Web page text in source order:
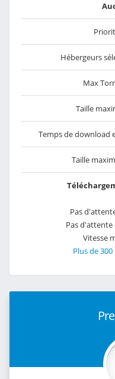
Hébergeurs
Max
Taille
Temps de download
Taille
Pas
Pas
Vitesse
Plus de